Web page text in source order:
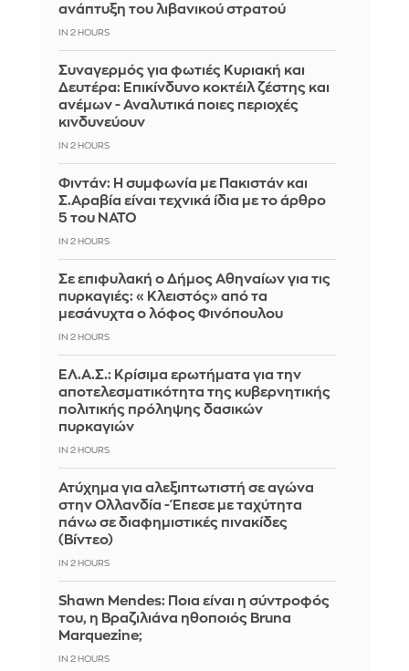
ανάπτυξη του λιβανικού στρατού
IN 2 HOURS
Συναγερμός για φωτιές Κυριακή και
Δευτέρα: Επικίνδυνο κοκτέιλ ζέστης και
ανέμων - Αναλυτικά ποιες περιοχές
κινδυνεύουν
IN 2 HOURS
Φιντάν: Η συμφωνία με Πακιστάν και
Σ.Αραβία είναι τεχνικά ίδια με το άρθρο
5 του ΝΑΤΟ
IN 2 HOURS
Σε επιφυλακή ο Δήμος Αθηναίων για τις
πυρκαγιές: «Κλειστός» από τα
μεσάνυχτα ο λόφος Φινόπουλου
IN 2 HOURS
ΕΛ.Α.Σ.: Κρίσιμα ερωτήματα για την
αποτελεσματικότητα της κυβερνητικής
πολιτικής πρόληψης δασικών
πυρκαγιών
IN 2 HOURS
Ατύχημα για αλεξιπτωτιστή σε αγώνα
στην Ολλανδία - Έπεσε με ταχύτητα
πάνω σε διαφημιστικές πινακίδες
(Βίντεο)
IN 2 HOURS
Shawn Mendes: Ποια είναι η σύντροφός
του, η Βραζιλιάνα ηθοποιός Bruna
Marquezine;
IN 2 HOURS